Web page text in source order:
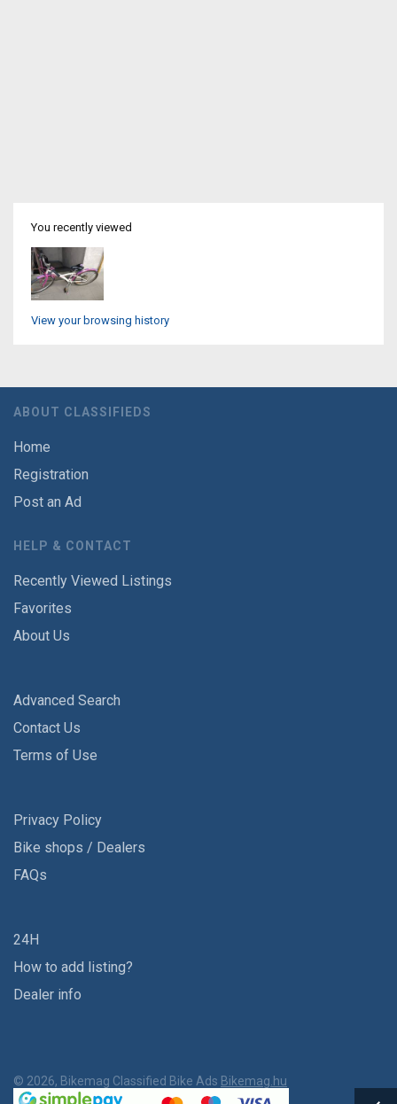
You recently viewed
View your browsing history
ABOUT CLASSIFIEDS
Home
Registration
Post an Ad
HELP & CONTACT
Recently Viewed Listings
Favorites
About Us
Advanced Search
Contact Us
Terms of Use
Privacy Policy
Bike shops / Dealers
FAQs
24H
How to add listing?
Dealer info
© 2026, Bikemag Classified Bike Ads Bikemag.hu